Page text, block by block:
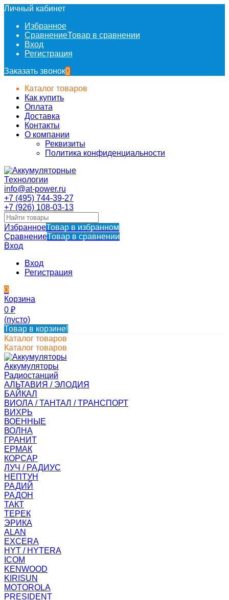
Личный кабинет
Избранное
СравнениеТовар в сравнении
Вход
Регистрация
Заказать звонок0
Каталог товаров
Как купить
Оплата
Доставка
Контакты
О компании
Реквизиты
Политика конфиденциальности
info@at-power.ru
+7 (495) 744-39-27
+7 (926) 108-03-13
ИзбранноеТовар в избранном
СравнениеТовар в сравнении
Вход
Вход
Регистрация
0
Корзина
0 ₽
(пусто)
Товар в корзине!
Каталог товаров
Каталог товаров
Аккумуляторы
Радиостанций
АЛЬТАВИЯ / ЭЛОДИЯ
БАЙКАЛ
ВИОЛА / ТАНТАЛ / ТРАНСПОРТ
ВИХРЬ
ВОЕННЫЕ
ВОЛНА
ГРАНИТ
ЕРМАК
КОРСАР
ЛУЧ / РАДИУС
НЕПТУН
РАДИЙ
РАДОН
ТАКТ
ТЕРЕК
ЭРИКА
ALAN
EXCERA
HYT / HYTERA
ICOM
KENWOOD
KIRISUN
MOTOROLA
PRESIDENT